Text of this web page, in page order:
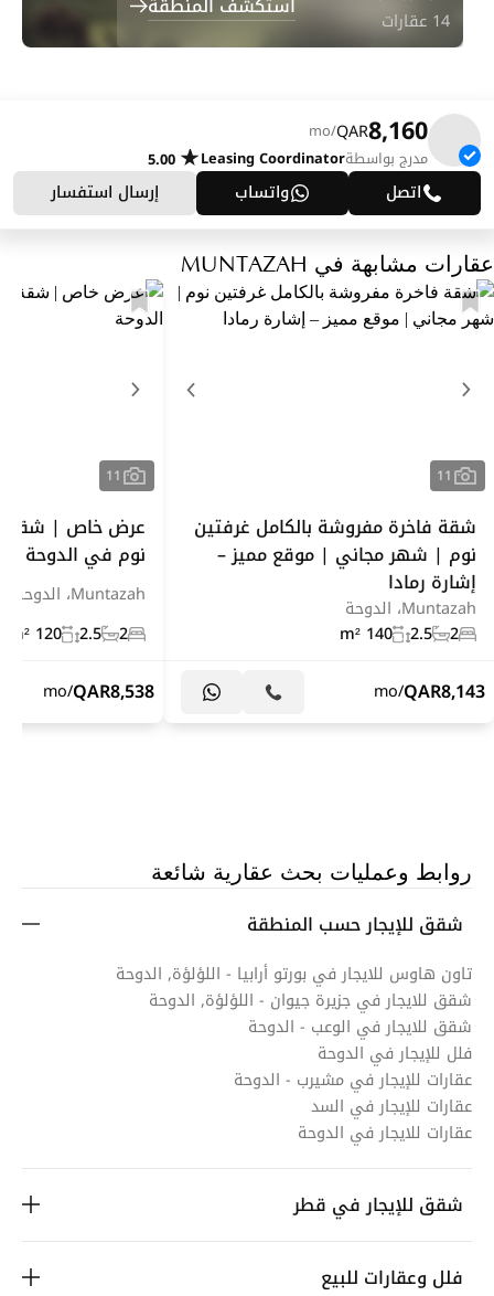
14 عقارات
8,160
QAR
/mo
مدرج بواسطةLeasing Coordinator
5.00
اتصل واتساب إرسال استفسار
عقارات مشابهة في MUNTAZAH
11
شقة فاخرة مفروشة بالكامل غرفتين
نوم | شهر مجاني | موقع مميز –
إشارة رمادا
Muntazah، الدوحة
2
2.5
140 m²
8,143
QAR
/mo
11
عرض خاص | شقة
نوم في الدوحة
Muntazah، الدوحة
2
2.5
120 m²
8,538
QAR
/mo
روابط وعمليات بحث عقارية شائعة
شقق للإيجار حسب المنطقة
تاون هاوس للايجار في بورتو أرابيا - اللؤلؤة, الدوحة
شقق للايجار في جزيرة جيوان - اللؤلؤة, الدوحة
شقق للايجار في الوعب - الدوحة
فلل للإيجار في الدوحة
عقارات للإيجار في مشيرب - الدوحة
عقارات للإيجار في السد
عقارات للايجار في الدوحة
شقق للإيجار في قطر
فلل وعقارات للبيع